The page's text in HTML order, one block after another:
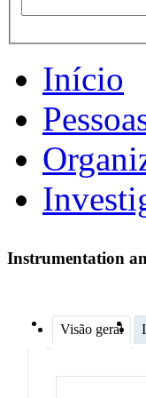
Início
Instrumentation
Visão geral